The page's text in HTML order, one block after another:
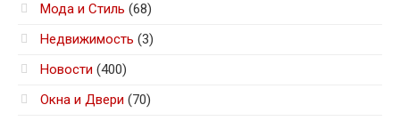
Мода и Стиль (68)
Недвижимость (3)
Новости (400)
Окна и Двери (70)